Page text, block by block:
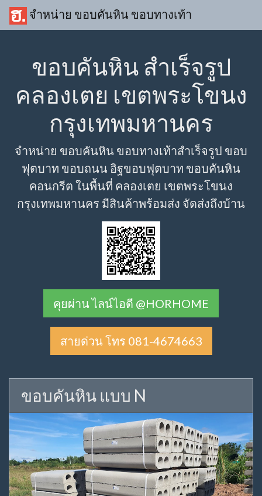
จำหน่าย ขอบคันหิน ขอบทางเท้า
ขอบคันหิน สำเร็จรูป
คลองเตย เขตพระโขนง
กรุงเทพมหานคร
จำหน่าย ขอบคันหิน ขอบทางเท้าสำเร็จรูป ขอบ
ฟุตบาท ขอบถนน อิฐขอบฟุตบาท ขอบคันหิน
คอนกรีต ในพื้นที่ คลองเตย เขตพระโขนง
กรุงเทพมหานคร มีสินค้าพร้อมส่ง จัดส่งถึงบ้าน
คุยผ่าน ไลน์ไอดี @HORHOME
สายด่วน โทร 081-4674663
ขอบคันหิน แบบ N